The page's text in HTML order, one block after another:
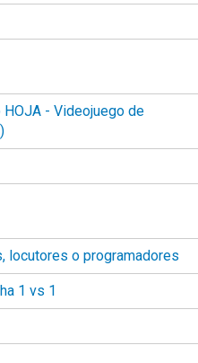
HOJA - Videojuego de
locutores o programadores
1 vs 1